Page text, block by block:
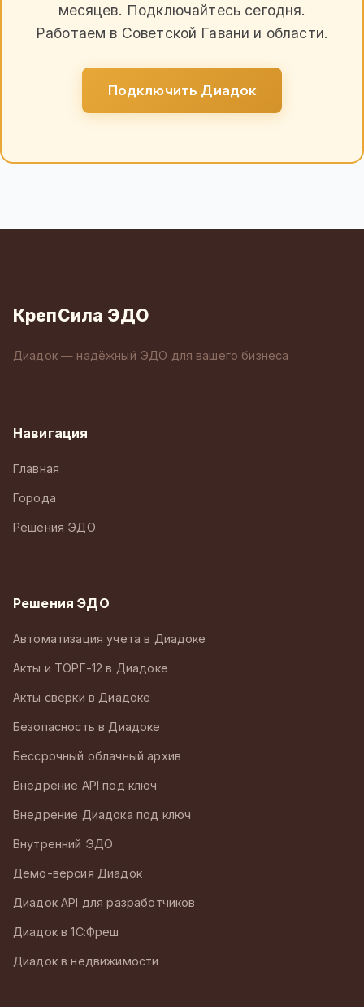
месяцев. Подключайтесь сегодня.
Работаем в Советской Гавани и области.
Подключить Диадок
КрепСила ЭДО
Диадок — надёжный ЭДО для вашего бизнеса
Навигация
Главная
Города
Решения ЭДО
Решения ЭДО
Автоматизация учета в Диадоке
Акты и ТОРГ-12 в Диадоке
Акты сверки в Диадоке
Безопасность в Диадоке
Бессрочный облачный архив
Внедрение API под ключ
Внедрение Диадока под ключ
Внутренний ЭДО
Демо-версия Диадок
Диадок API для разработчиков
Диадок в 1С:Фреш
Диадок в недвижимости